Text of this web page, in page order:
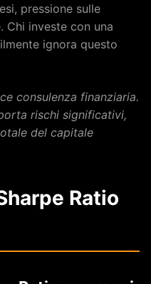
pressione sulle
Chi investe con una
ignora questo
consulenza finanziaria.
rischi significativi,
del capitale
Ratio